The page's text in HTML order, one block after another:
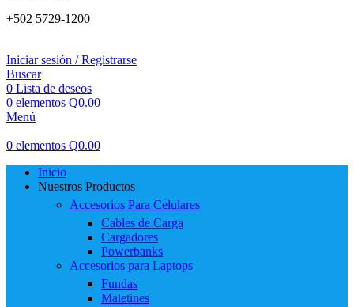
+502 5729-1200
Iniciar sesión / Registrarse
Buscar
0 Lista de deseos
0 elementos Q0.00
Menú
0 elementos Q0.00
Inicio
Nuestros Productos
Accesorios Para Celulares
Cables de Carga
Cargadores
Powerbanks
Accesorios para Laptops
Fundas
Maletines